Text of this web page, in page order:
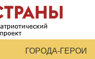
ГОРОДА-ГЕРОИ